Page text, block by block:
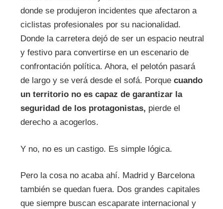
donde se produjeron incidentes que afectaron a
ciclistas profesionales por su nacionalidad.
Donde la carretera dejó de ser un espacio neutral
y festivo para convertirse en un escenario de
confrontación política. Ahora, el pelotón pasará
de largo y se verá desde el sofá. Porque cuando
un territorio no es capaz de garantizar la
seguridad de los protagonistas, pierde el
derecho a acogerlos.
Y no, no es un castigo. Es simple lógica.
Pero la cosa no acaba ahí. Madrid y Barcelona
también se quedan fuera. Dos grandes capitales
que siempre buscan escaparate internacional y